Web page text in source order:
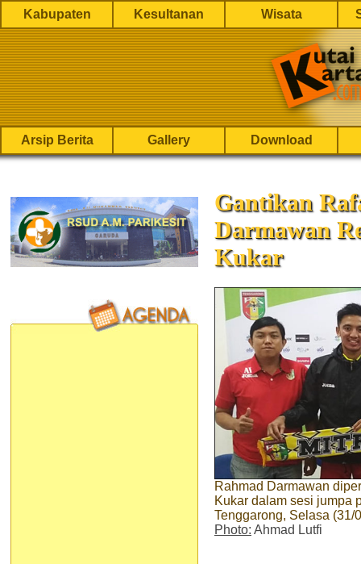
Kabupaten Kesultanan Wisata
Arsip Berita Gallery Download
Gantikan
Darmawan
Kukar
Rahmad Darmawan
Kukar dalam sesi jumpa
Tenggarong, Selasa (31/
Photo: Ahmad Lutfi